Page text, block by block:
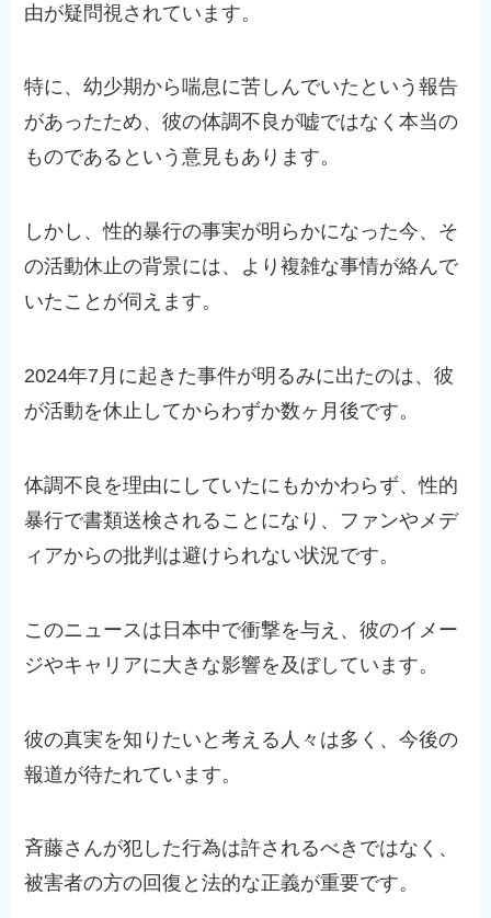
由が疑問視されています。
特に、幼少期から喘息に苦しんでいたという報告
があったため、彼の体調不良が嘘ではなく本当の
ものであるという意見もあります。
しかし、性的暴行の事実が明らかになった今、そ
の活動休止の背景には、より複雑な事情が絡んで
いたことが伺えます。
2024年7月に起きた事件が明るみに出たのは、彼
が活動を休止してからわずか数ヶ月後です。
体調不良を理由にしていたにもかかわらず、性的
暴行で書類送検されることになり、ファンやメデ
ィアからの批判は避けられない状況です。
このニュースは日本中で衝撃を与え、彼のイメー
ジやキャリアに大きな影響を及ぼしています。
彼の真実を知りたいと考える人々は多く、今後の
報道が待たれています。
斉藤さんが犯した行為は許されるべきではなく、
被害者の方の回復と法的な正義が重要です。